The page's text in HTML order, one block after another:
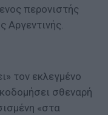
περονιστής
Αργεντινής.
τον εκλεγμένο
σθεναρή
«στα